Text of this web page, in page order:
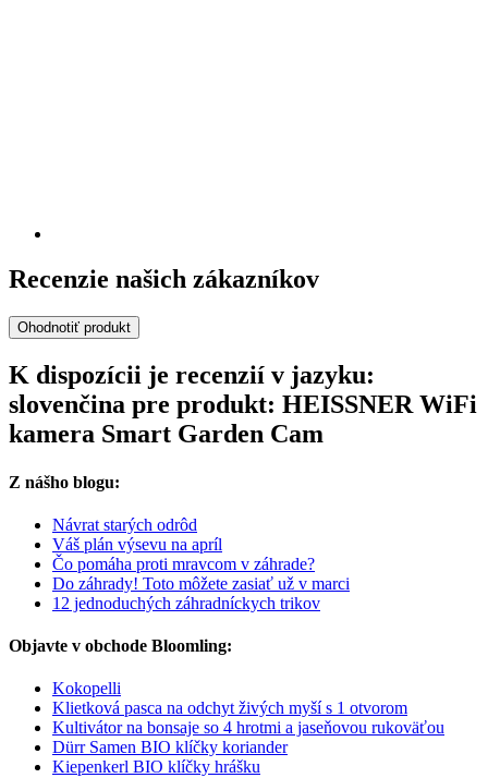
Recenzie našich zákazníkov
Ohodnotiť produkt
K dispozícii je recenzií v jazyku:
slovenčina pre produkt: HEISSNER WiFi
kamera Smart Garden Cam
Z nášho blogu:
Návrat starých odrôd
Váš plán výsevu na apríl
Čo pomáha proti mravcom v záhrade?
Do záhrady! Toto môžete zasiať už v marci
12 jednoduchých záhradníckych trikov
Objavte v obchode Bloomling:
Kokopelli
Klietková pasca na odchyt živých myší s 1 otvorom
Kultivátor na bonsaje so 4 hrotmi a jaseňovou rukoväťou
Dürr Samen BIO klíčky koriander
Kiepenkerl BIO klíčky hrášku